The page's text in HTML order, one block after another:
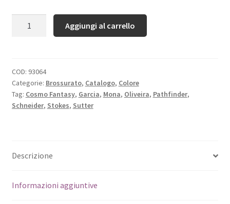
Aggiungi al carrello
COD: 93064
Categorie: Brossurato, Catalogo, Colore
Tag: Cosmo Fantasy, Garcia, Mona, Oliveira, Pathfinder,
Schneider, Stokes, Sutter
Descrizione
Informazioni aggiuntive